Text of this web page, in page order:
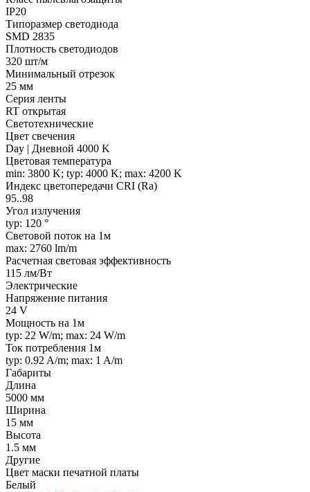
IP20
Типоразмер светодиода
SMD 2835
Плотность светодиодов
320 шт/м
Минимальный отрезок
25 мм
Серия ленты
RT открытая
Светотехнические
Цвет свечения
Day | Дневной 4000 K
Цветовая температура
min: 3800 K; typ: 4000 K; max: 4200 K
Индекс цветопередачи CRI (Ra)
95..98
Угол излучения
typ: 120 °
Световой поток на 1м
max: 2760 lm/m
Расчетная световая эффективность
115 лм/Вт
Электрические
Напряжение питания
24 V
Мощность на 1м
typ: 22 W/m; max: 24 W/m
Ток потребления 1м
typ: 0.92 A/m; max: 1 A/m
Габариты
Длина
5000 мм
Ширина
15 мм
Высота
1.5 мм
Другие
Цвет маски печатной платы
Белый